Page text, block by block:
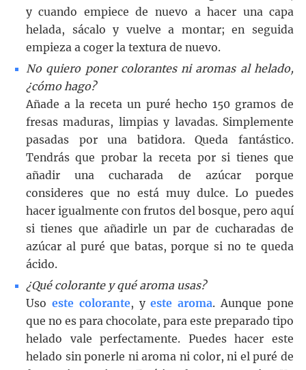
y cuando empiece de nuevo a hacer una capa
helada, sácalo y vuelve a montar; en seguida
empieza a coger la textura de nuevo.
No quiero poner colorantes ni aromas al helado,
¿cómo hago?
Añade a la receta un puré hecho 150 gramos de
fresas maduras, limpias y lavadas. Simplemente
pasadas por una batidora. Queda fantástico.
Tendrás que probar la receta por si tienes que
añadir una cucharada de azúcar porque
consideres que no está muy dulce. Lo puedes
hacer igualmente con frutos del bosque, pero aquí
si tienes que añadirle un par de cucharadas de
azúcar al puré que batas, porque si no te queda
ácido.
¿Qué colorante y qué aroma usas?
Uso este colorante, yeste aroma. Aunque pone
que no es para chocolate, para este preparado tipo
helado vale perfectamente. Puedes hacer este
helado sin ponerle ni aroma ni color, ni el puré de